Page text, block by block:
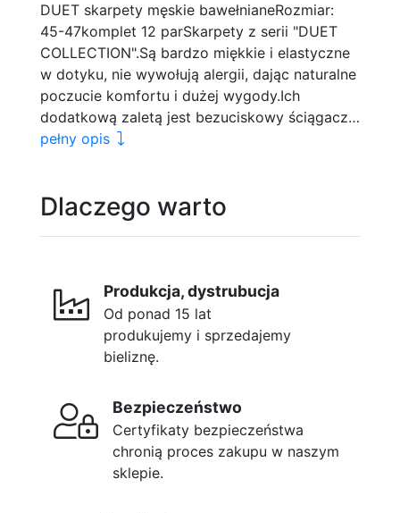
DUET skarpety męskie bawełnianeRozmiar:
45-47komplet 12 parSkarpety z serii "DUET
COLLECTION".Są bardzo miękkie i elastyczne
w dotyku, nie wywołują alergii, dając naturalne
poczucie komfortu i dużej wygody.Ich
dodatkową zaletą jest bezuciskowy ściągacz…
pełny opis
Dlaczego warto
Produkcja, dystrubucja
Od ponad 15 lat
produkujemy i sprzedajemy
bieliznę.
Bezpieczeństwo
Certyfikaty bezpieczeństwa
chronią proces zakupu w naszym
sklepie.